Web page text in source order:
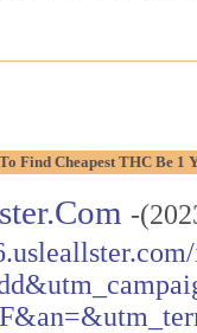
Find Cheapest THC Be 1
-